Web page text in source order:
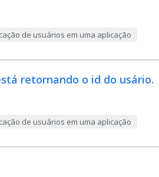
de usuários em uma aplicação
retornando o id do usário.
de usuários em uma aplicação